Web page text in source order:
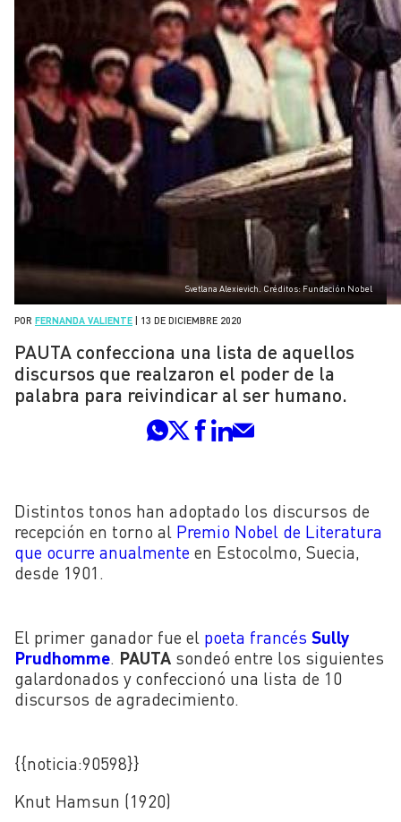
Svetlana Alexievich. Créditos: Fundación Nobel
POR FERNANDA VALIENTE 13 DE DICIEMBRE 2020
PAUTA confecciona una lista de aquellos
discursos que realzaron el poder de la
palabra para reivindicar al ser humano.
Distintos tonos han adoptado los discursos de
recepción en torno al Premio Nobel de Literatura
que ocurre anualmente en Estocolmo, Suecia,
desde 1901.
El primer ganador fue el poeta francés Sully
Prudhomme. PAUTA sondeó entre los siguientes
galardonados y confeccionó una lista de 10
discursos de agradecimiento.
{{noticia:90598}}
Knut Hamsun (1920)